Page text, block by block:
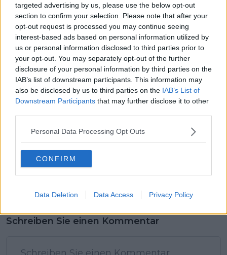
targeted advertising by us, please use the below opt-out
section to confirm your selection. Please note that after your
opt-out request is processed you may continue seeing
interest-based ads based on personal information utilized by
us or personal information disclosed to third parties prior to
your opt-out. You may separately opt-out of the further
disclosure of your personal information by third parties on the
IAB’s list of downstream participants. This information may
also be disclosed by us to third parties on the IAB’s List of
Downstream Participants that may further disclose it to other
Personal Data Processing Opt Outs
CONFIRM
Data Deletion Data Access Privacy Policy
Vorheriger Artikel
ANALYSE | Pogacar vs.
Van der Poel vs. Van
Aert: Wer wird zum
König von Paris-
Roubaix gekrönt?
Nächster Artikel
OFFIZIELL: UAE
enthüllen die '7', die
Tadej Pogacar auf
dem Weg zum Paris-
Roubaix-Sieg
unterstützen werden
Schreiben Sie einen Kommentar